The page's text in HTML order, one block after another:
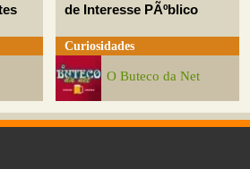
de Interesse PÃºblico
Curiosidades
O Buteco da Net